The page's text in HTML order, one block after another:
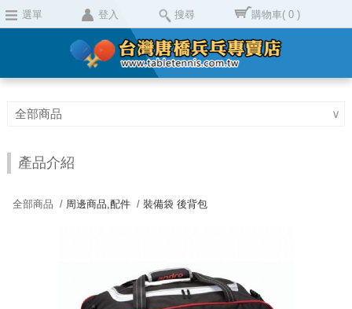
選單 登入 搜尋 購物車( 0 )
全部商品 ∨
產品介紹
全部商品 / 周邊商品,配件 /裝備袋 後背包